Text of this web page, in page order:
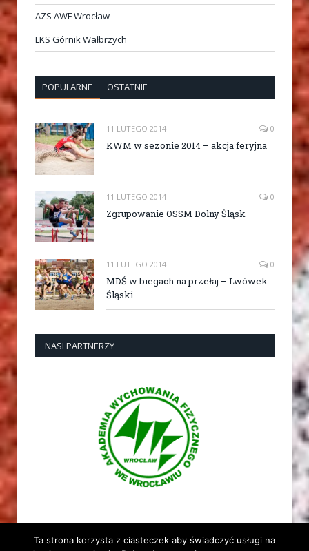
AZS AWF Wrocław
LKS Górnik Wałbrzych
POPULARNE OSTATNIE
11 LUTEGO 2014 0
KWM w sezonie 2014 – akcja feryjna
11 LUTEGO 2014 0
Zgrupowanie OSSM Dolny Śląsk
11 LUTEGO 2014 0
MDŚ w biegach na przełaj – Lwówek
Śląski
NASI PARTNERZY
Ta strona korzysta z ciasteczek aby świadczyć usługi na